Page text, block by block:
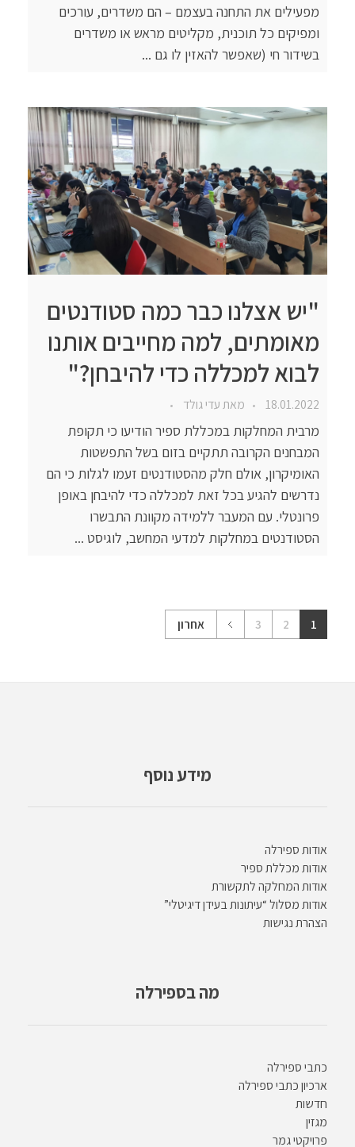
מפעילים את התחנה בעצמם – הם משדרים, עורכים
ומפיקים כל תוכנית, מקליטים מראש או משדרים
בשידור חי (שאפשר להאזין לו גם ...
"יש אצלנו כבר כמה סטודנטים
מאומתים, למה מחייבים אותנו
לבוא למכללה כדי להיבחן?"
18.01.2022 מאתעדי גולד
מרבית המחלקות במכללת ספיר הודיעו כי תקופת
המבחנים הקרובה תתקיים בזום בשל התפשטות
האומיקרון, אולם חלק מהסטודנטים זעמו לגלות כי הם
נדרשים להגיע בכל זאת למכללה כדי להיבחן באופן
פרונטלי. עם המעבר ללמידה מקוונת התבשרו
הסטודנטים במחלקות למדעי המחשב, לוגיסט ...
1
2
3 אחרון
מידע נוסף
אודות ספירלה
אודות מכללת ספיר
אודות המחלקה לתקשורת
אודות מסלול “עיתונות בעידן דיגיטלי”
הצהרת נגישות
מה בספירלה
כתבי ספירלה
ארכיון כתבי ספירלה
חדשות
מגזין
פרויקטי גמר